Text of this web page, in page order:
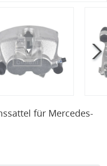
für Mercedes-